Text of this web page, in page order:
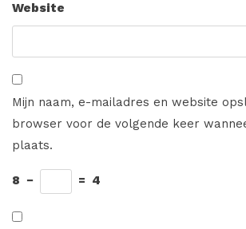
Website
Mijn naam, e-mailadres en website
browser voor de volgende keer
plaats.
8 − = 4